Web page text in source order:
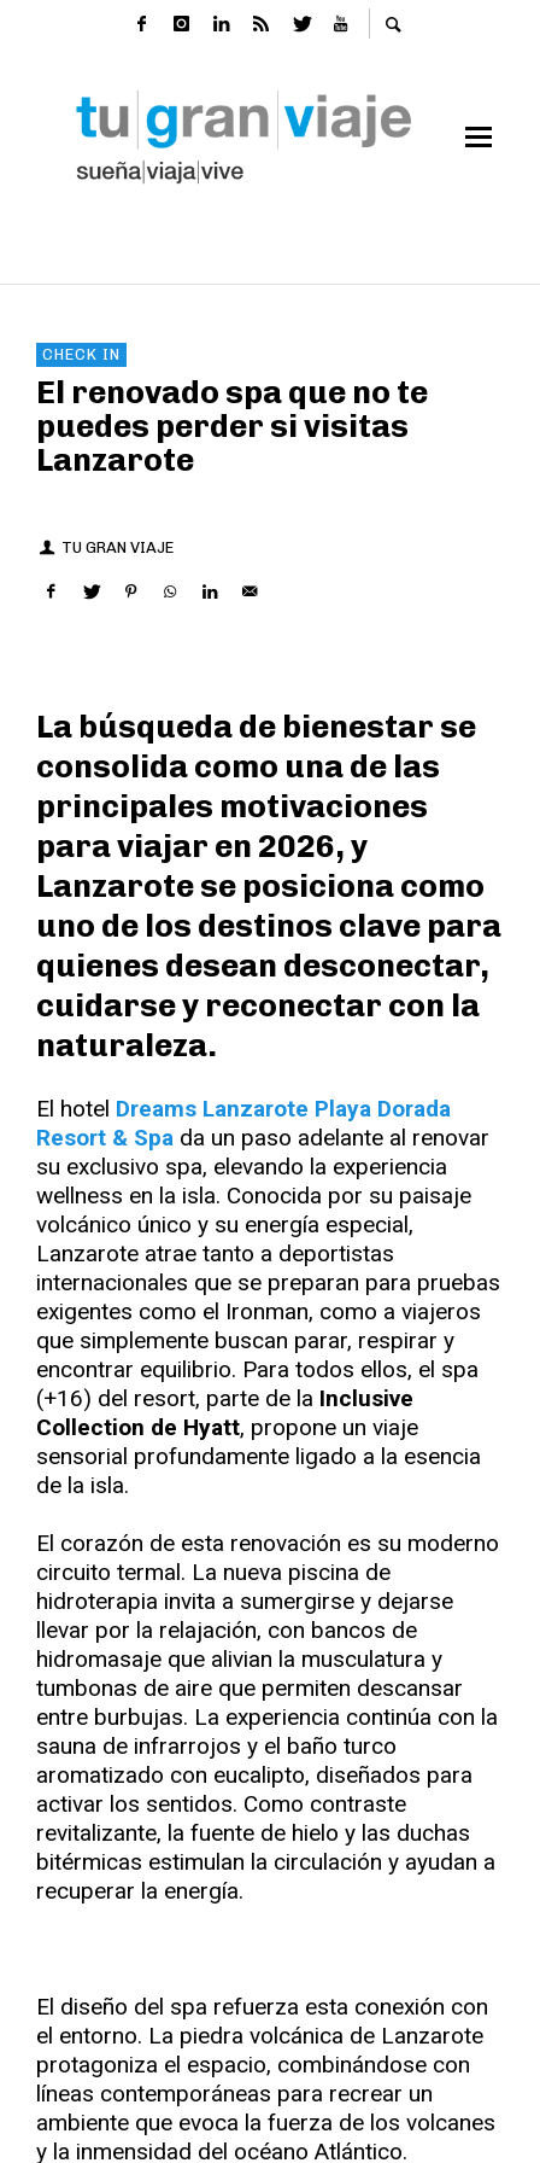
CHECK IN
El renovado spa que no te
puedes perder si visitas
Lanzarote
TU GRAN VIAJE
La búsqueda de bienestar se
consolida como una de las
principales motivaciones
para viajar en 2026, y
Lanzarote se posiciona como
uno de los destinos clave para
quienes desean desconectar,
cuidarse y reconectar con la
naturaleza.
El hotel Dreams Lanzarote Playa Dorada
Resort & Spa da un paso adelante al renovar
su exclusivo spa, elevando la experiencia
wellness en la isla. Conocida por su paisaje
volcánico único y su energía especial,
Lanzarote atrae tanto a deportistas
internacionales que se preparan para pruebas
exigentes como el Ironman, como a viajeros
que simplemente buscan parar, respirar y
encontrar equilibrio. Para todos ellos, el spa
(+16) del resort, parte de la Inclusive
Collection de Hyatt, propone un viaje
sensorial profundamente ligado a la esencia
de la isla.
El corazón de esta renovación es su moderno
circuito termal. La nueva piscina de
hidroterapia invita a sumergirse y dejarse
llevar por la relajación, con bancos de
hidromasaje que alivian la musculatura y
tumbonas de aire que permiten descansar
entre burbujas. La experiencia continúa con la
sauna de infrarrojos y el baño turco
aromatizado con eucalipto, diseñados para
activar los sentidos. Como contraste
revitalizante, la fuente de hielo y las duchas
bitérmicas estimulan la circulación y ayudan a
recuperar la energía.
El diseño del spa refuerza esta conexión con
el entorno. La piedra volcánica de Lanzarote
protagoniza el espacio, combinándose con
líneas contemporáneas para recrear un
ambiente que evoca la fuerza de los volcanes
y la inmensidad del océano Atlántico.